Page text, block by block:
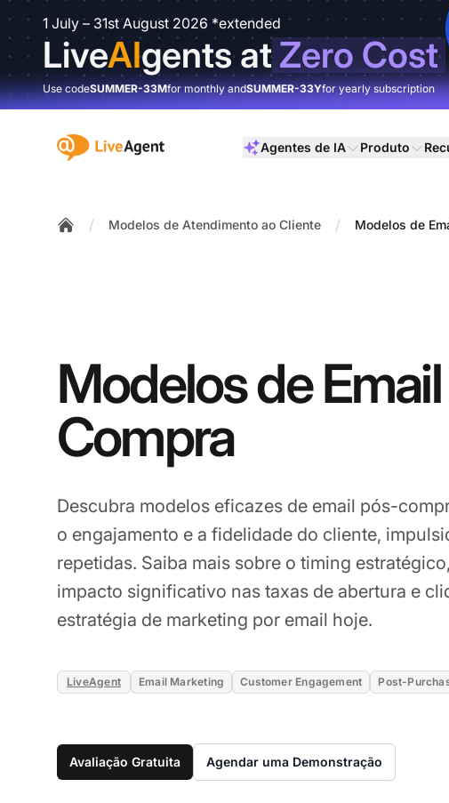
1 July – 31st August 2026 *extended
LiveAIgents atZero Cost
Use codeSUMMER-33Mfor monthly andSUMMER-33Yfor yearly subscription
:site.title Agentes de IA Produto
/ Modelos de Atendimento ao Cliente / Modelos de
Modelos de
Compra
Descubra modelos eficazes de email pós-
o engajamento e a fidelidade do cliente,
repetidas. Saiba mais sobre o timing
impacto significativo nas taxas de abertura e
estratégia de marketing por email hoje.
LiveAgent Email Marketing Customer Engagement Post-
Avaliação Gratuita Agendar uma Demonstração